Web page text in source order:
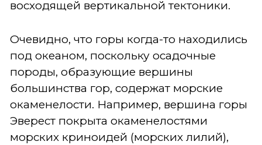
восходящей вертикальной тектоники.
Очевидно, что горы когда-то находились
под океаном, поскольку осадочные
породы, образующие вершины
большинства гор, содержат морские
окаменелости. Например, вершина горы
Эверест покрыта окаменелостями
морских криноидей (морских лилий),